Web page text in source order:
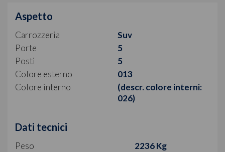
Aspetto
Carrozzeria
Suv
Porte
5
Posti
5
Colore esterno
013
Colore interno
(descr. colore interni:
026)
Dati tecnici
Peso
2236 Kg